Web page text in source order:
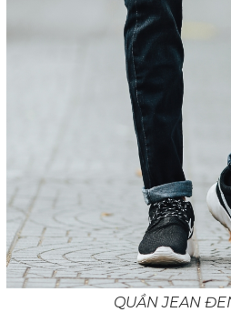
QUẦN JEAN